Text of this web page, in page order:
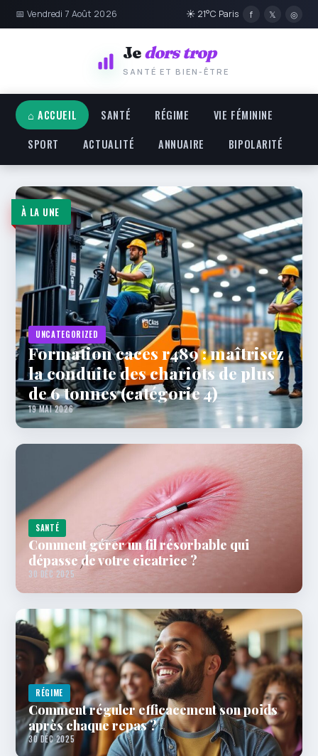
📅 Vendredi 7 Août 2026 ☀ 21°C Paris f 𝕏 ◎
Jedors trop
SANTÉ ET BIEN-ÊTRE
⌂ ACCUEIL SANTÉ RÉGIME
VIE FÉMININE
SPORT
ACTUALITÉ ANNUAIRE BIPOLARITÉ
Je dors trop — Santé et
À LA UNE
UNCATEGORIZED
Formation caces r489 : maîtrisez
la conduite des chariots de plus
de 6 tonnes (catégorie 4)
19 MAI 2026
SANTÉ
Comment gérer un fil résorbable qui
dépasse de votre cicatrice ?
30 DÉC 2025
RÉGIME
Comment réguler efficacement son poids
après chaque repas ?
30 DÉC 2025